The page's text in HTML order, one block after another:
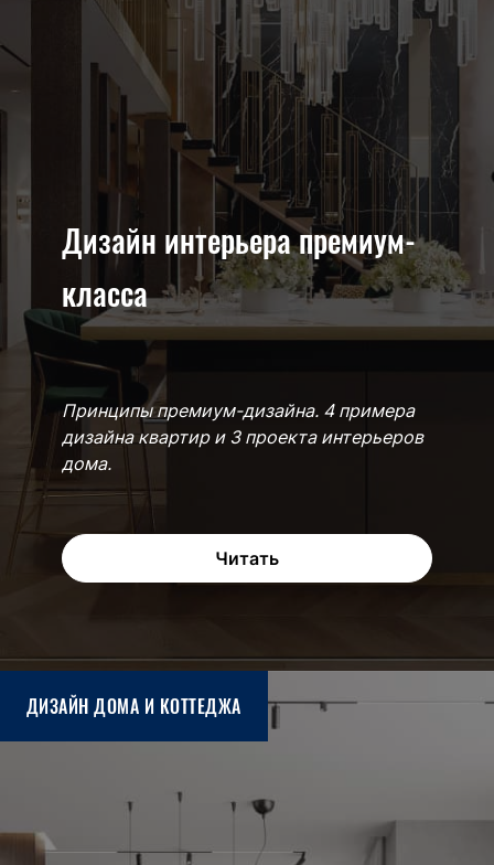
Дизайн интерьера премиум-
класса
Принципы премиум-дизайна. 4 примера
дизайна квартир и 3 проекта интерьеров
дома.
Читать
ДИЗАЙН ДОМА И КОТТЕДЖА